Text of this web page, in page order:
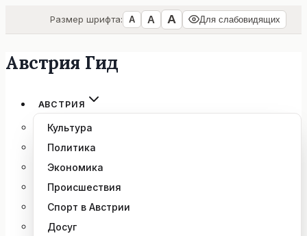
Размер шрифта: А А А Для слабовидящих
Перейти
содержимому
Австрия Гид
АВСТРИЯ
Культура
Политика
Экономика
Происшествия
Спорт в Австрии
Досуг